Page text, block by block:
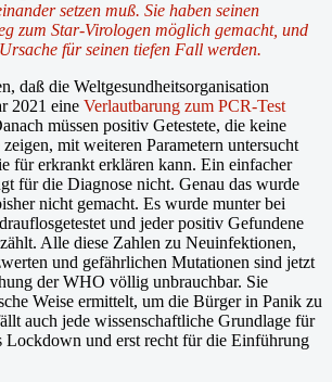
setzen muß. Sie haben seinen
zum Star-Virologen möglich gemacht, und
für seinen tiefen Fall werden.
daß die Weltgesundheitsorganisation
2021 eine Verlautbarung zum PCR-Test
müssen positiv Getestete, die keine
mit weiteren Parametern untersucht
für erkrankt erklären kann. Ein einfacher
für die Diagnose nicht. Genau das wurde
nicht gemacht. Es wurde munter bei
und jeder positiv Gefundene
Alle diese Zahlen zu Neuinfektionen,
und gefährlichen Mutationen sind jetzt
der WHO völlig unbrauchbar. Sie
Weise ermittelt, um die Bürger in Panik zu
auch jede wissenschaftliche Grundlage für
Lockdown und erst recht für die Einführung